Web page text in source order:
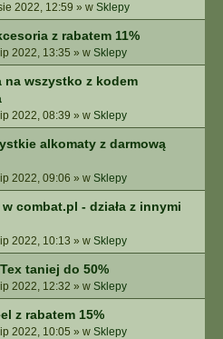
2022, 12:59 » w Sklepy
z rabatem 11%
2022, 13:35 » w Sklepy
na wszystko z kodem
2022, 08:39 » w Sklepy
alkomaty z darmową
2022, 09:06 » w Sklepy
combat.pl - działa z innymi
2022, 10:13 » w Sklepy
taniej do 50%
2022, 12:32 » w Sklepy
z rabatem 15%
2022, 10:05 » w Sklepy